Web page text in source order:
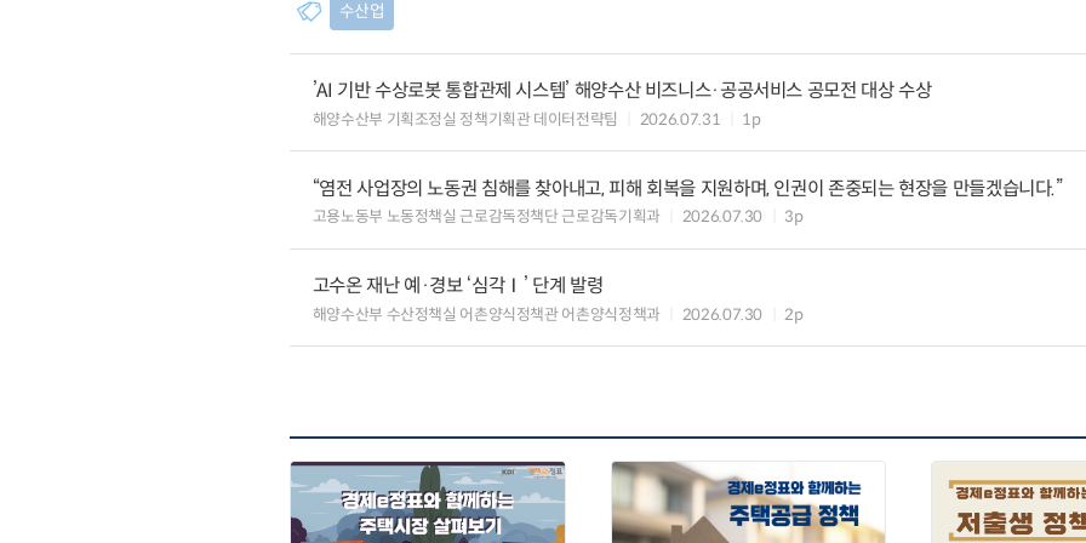
수산업
’AI 기반 수상로봇 통합관제 시스템’ 해양수산 비즈니스·공공서비스 공모전 대상 수상
해양수산부 기획조정실 정책기획관 데이터전략팀 2026.07.31 1p
“염전 사업장의 노동권 침해를 찾아내고, 피해 회복을 지원하며, 인권이 존중되는 현장을 만들겠습니다.”
고용노동부 노동정책실 근로감독정책단 근로감독기획과 2026.07.30 3p
고수온 재난 예·경보 ‘심각Ⅰ’ 단계 발령
해양수산부 수산정책실 어촌양식정책관 어촌양식정책과 2026.07.30 2p